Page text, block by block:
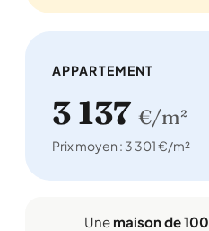
APPARTEMENT
3 137 €/m²
Prix moyen : 3 301 €/m²
Une maison de